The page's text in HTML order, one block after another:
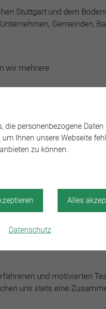
die personenbezogene Daten
Ihnen unsere Webseite
zu können.
Alles
Datenschutz
Stuttgart und dem
Gemeinden,
wir mehrere
Ihre Leidenschaft für
Denkweise.
Tätigkeit in einem
Auftreten und hohes
ausdrücklich erwünscht.
die für das Zivilrecht
und motivierten
uns stets eine